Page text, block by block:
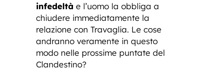
infedeltà e l’uomo la obbliga a
chiudere immediatamente la
relazione con Travaglia. Le cose
andranno veramente in questo
modo nelle prossime puntate del
Clandestino?